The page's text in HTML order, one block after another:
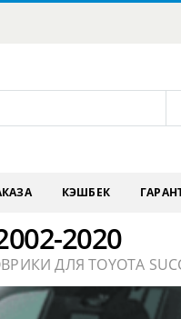
КЭШБЕК
2020
ДЛЯ TOYOTA